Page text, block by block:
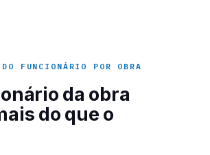
FUNCIONÁRIO POR OBRA
da obra
do que o